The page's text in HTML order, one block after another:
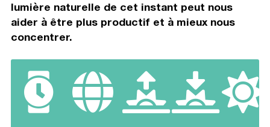
lumière naturelle de cet instant peut nous
aider à être plus productif et à mieux nous
concentrer.